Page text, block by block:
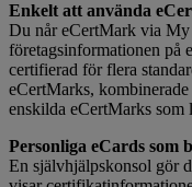
Enkelt att använda
Du når eCertMark via My
företagsinformationen på
certifierad för flera
eCertMarks,
enskilda eCertMarks som
Personliga eCards som
En självhjälpskonsol gör